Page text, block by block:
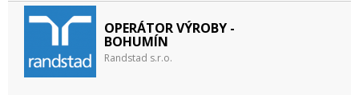
OPERÁTOR VÝROBY -
BOHUMÍN
Randstad s.r.o.